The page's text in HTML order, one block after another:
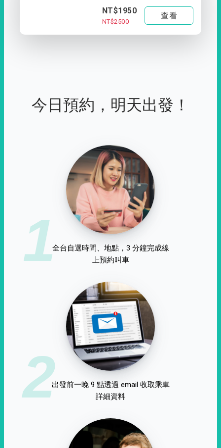
NT$1950
NT$2500
查看
今日預約，明天出發！
1全台自選時間、地點，3 分鐘完成線
上預約叫車
2出發前一晚 9 點透過 email 收取乘車
詳細資料